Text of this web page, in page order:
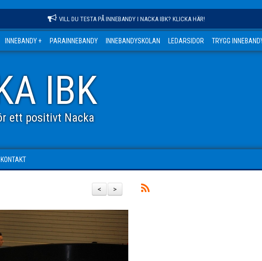
VILL DU TESTA PÅ INNEBANDY I NACKA IBK? KLICKA HÄR!
INNEBANDY + PARAINNEBANDY INNEBANDYSKOLAN LEDARSIDOR TRYGG
IBK
ett positivt Nacka
KONTAKT
>
<